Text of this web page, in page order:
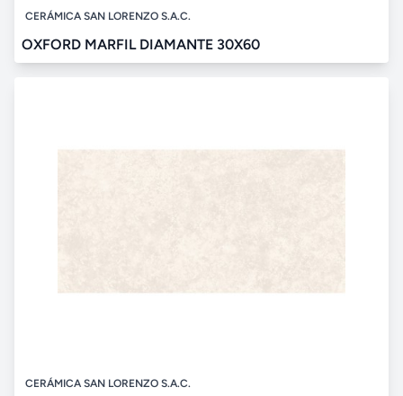
CERÁMICA SAN LORENZO S.A.C.
OXFORD MARFIL DIAMANTE 30X60
CERÁMICA SAN LORENZO S.A.C.